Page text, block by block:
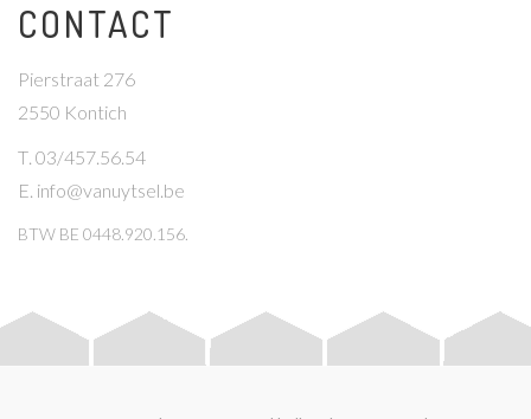
CONTACT
Pierstraat 276
2550 Kontich
T. 03/457.56.54
E. info@vanuytsel.be
BTW BE 0448.920.156.